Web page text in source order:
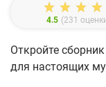
4.5 (231
Откройте
для настоящих